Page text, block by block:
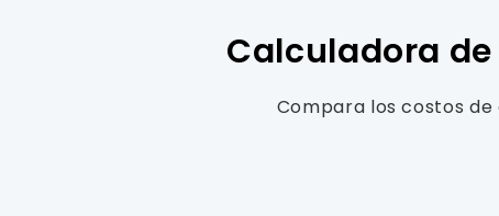
Calculadora
Compara los costos